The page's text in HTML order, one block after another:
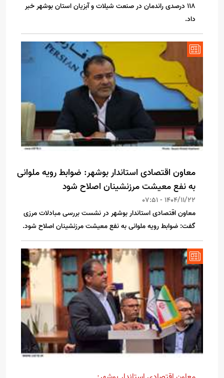
۱۱۸ درصدی راندمان در صنعت شیلات و آبزیان استان بوشهر خبر
داد.
معاون اقتصادی استاندار بوشهر: ضوابط رویه ملوانی
به نفع معیشت مرزنشینان اصلاح شود
1404/11/22 - 07:51
معاون اقتصادی استاندار بوشهر در نشست بررسی مبادلات مرزی
گفت: ضوابط رویه ملوانی به نفع معیشت مرزنشینان اصلاح شود.